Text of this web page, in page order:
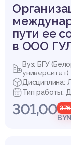
пути ее
в ООО
Вуз: БГУ
университет)
Дисциплина:
Тип работы:
301,00BYN